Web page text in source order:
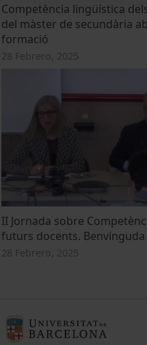
Competència lingüística
del màster de secundària
formació
28 Febrero, 2025
II Jornada sobre
futurs docents. Benvinguda
28 Febrero, 2025